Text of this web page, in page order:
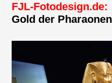
FJL-Fotodesign.de:
Gold der Pharaonen